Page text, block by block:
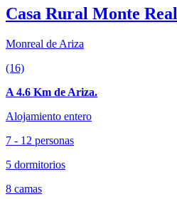
Casa Rural Monte Real
Monreal de Ariza
(16)
A 4.6 Km de Ariza.
Alojamiento entero
7 - 12 personas
5 dormitorios
8 camas